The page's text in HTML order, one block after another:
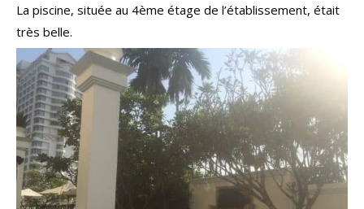
La piscine, située au 4ème étage de l’établissement, était
très belle.